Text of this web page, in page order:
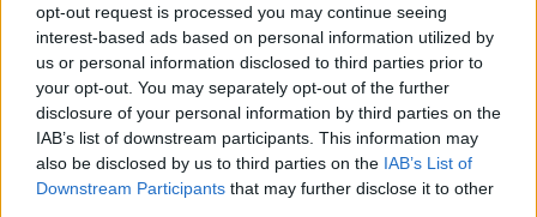
opt-out request is processed you may continue seeing
interest-based ads based on personal information utilized by
us or personal information disclosed to third parties prior to
your opt-out. You may separately opt-out of the further
disclosure of your personal information by third parties on the
IAB’s list of downstream participants. This information may
also be disclosed by us to third parties on the IAB’s List of
Downstream Participants that may further disclose it to other
JOGOS DE ESTRATÉGIA
JOGOS DE GERENCIAMENTO
COLEÇÕES DE JOGOS